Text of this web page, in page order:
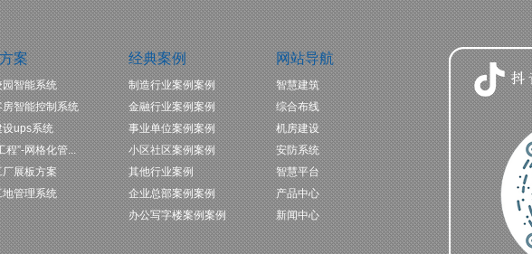
案
园智能系统
房智能控制系统
设ups系统
程”-网格化管...
厂展板方案
地管理系统
经典案例
制造行业案例案例
金融行业案例案例
事业单位案例案例
小区社区案例案例
其他行业案例
企业总部案例案例
办公写字楼案例案例
网站导航
智慧建筑
综合布线
机房建设
安防系统
智慧平台
产品中心
新闻中心